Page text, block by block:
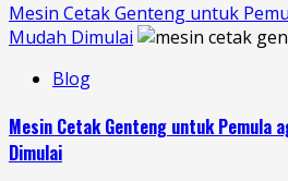
Mesin Cetak Genteng untuk
Mudah Dimulai
Blog
Mesin Cetak Genteng untuk Pemula
Dimulai